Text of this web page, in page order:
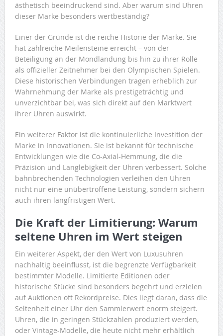
ästhetisch beeindruckend sind. Aber warum sind Uhren
dieser Marke besonders wertbeständig?
Einer der Gründe ist die reiche Historie der Marke. Sie
hat zahlreiche Meilensteine erreicht – von der
Beteiligung an der Mondlandung bis hin zu ihrer Rolle
als offizieller Zeitnehmer bei den Olympischen Spielen.
Diese historischen Verbindungen tragen erheblich zur
Wahrnehmung der Marke als prestigeträchtig und
unverzichtbar bei, was sich direkt auf den Marktwert
ihrer Uhren auswirkt.
Ein weiterer Faktor ist die kontinuierliche Investition der
Marke in Innovationen. Sie ist bekannt für technische
Entwicklungen wie die Co-Axial-Hemmung, die die
Präzision und Langlebigkeit der Uhren verbessert. Solche
bahnbrechenden Technologien verleihen den Uhren
nicht nur eine unübertroffene Leistung, sondern sichern
auch ihren langfristigen Wert.
Die Kraft der Limitierung: Warum
seltene Uhren im Wert steigen
Ein weiterer Aspekt, der den Wert von Luxusuhren
nachhaltig beeinflusst, ist die begrenzte Verfügbarkeit
bestimmter Modelle. Limitierte Editionen oder
historische Stücke sind besonders begehrt und erzielen
auf Auktionen oft Rekordpreise. Dies liegt daran, dass die
Seltenheit einer Uhr den Sammlerwert enorm steigert.
Uhren, die in geringen Stückzahlen produziert werden,
oder Vintage-Modelle, die heute nicht mehr erhältlich